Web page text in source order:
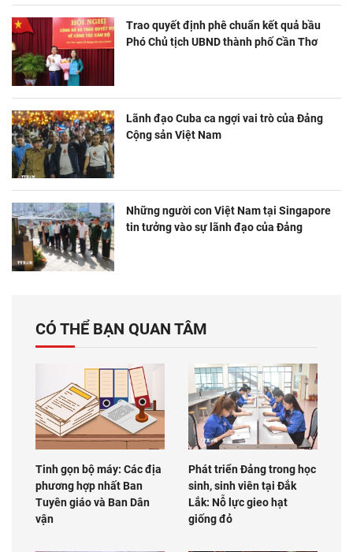
Trao quyết định phê chuẩn kết quả bầu
Phó Chủ tịch UBND thành phố Cần Thơ
Lãnh đạo Cuba ca ngợi vai trò của Đảng
Cộng sản Việt Nam
Những người con Việt Nam tại Singapore
tin tưởng vào sự lãnh đạo của Đảng
CÓ THỂ BẠN QUAN TÂM
Tinh gọn bộ máy: Các địa
phương hợp nhất Ban
Tuyên giáo và Ban Dân
vận
Phát triển Đảng trong học
sinh, sinh viên tại Đắk
Lắk: Nỗ lực gieo hạt
giống đỏ